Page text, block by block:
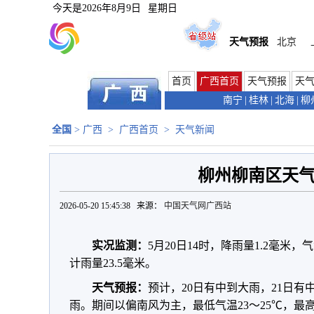
今天是2026年8月9日 星期日
天气预报 北京
首页 广西首页 天气预报
天
南宁
桂林 北海 柳
全国 > 广西 > 广西首页 > 天气新闻
柳州柳南区天
2026-05-20 15:45:38 来源： 中国天气网广西站
实况监测： 5月20日14时，降雨量1.2毫米，
计雨量23.5毫米。
天气预报： 预计，20日有中到大雨，21日有
雨。期间以偏南风为主，最低气温23～25℃，最